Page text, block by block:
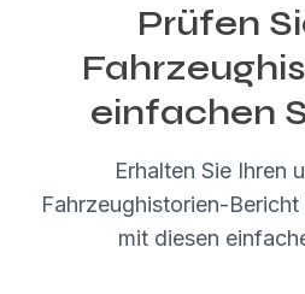
Prüfen
einfachen
Erhalten Sie Ihren
Fahrzeughistorien-
mit diesen